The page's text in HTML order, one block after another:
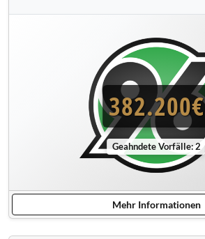
382.200€
Geahndete Vorfälle: 2
Mehr Informationen